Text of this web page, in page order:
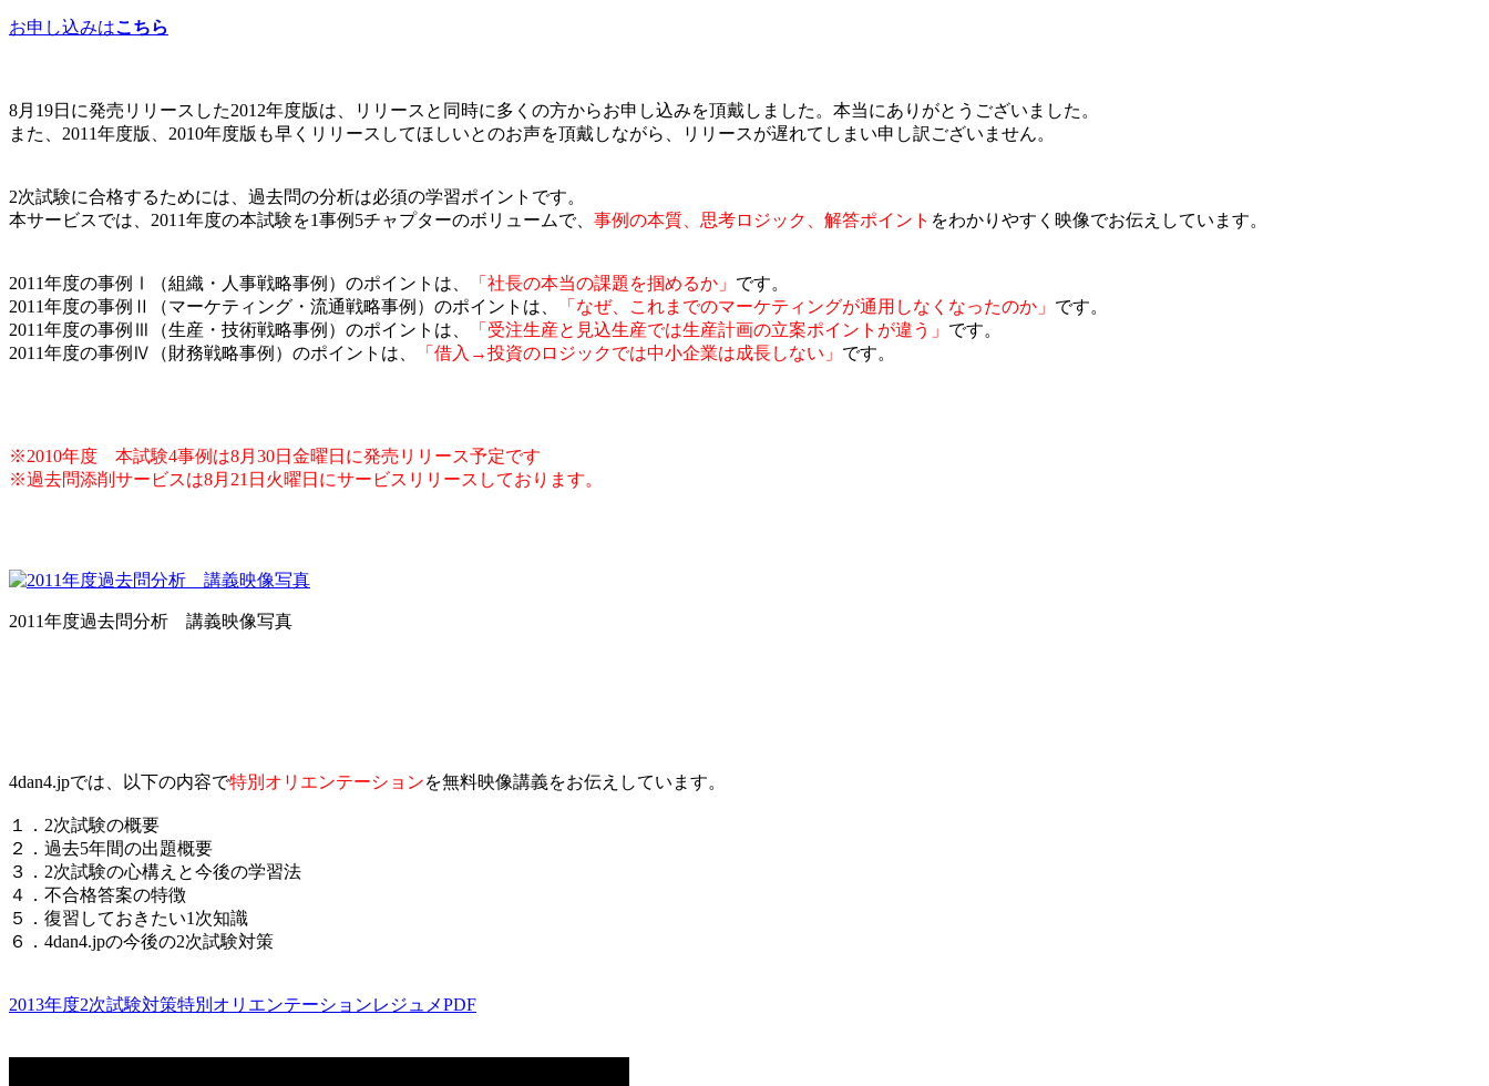
お申し込みはこちら
8月19日に発売リリースした2012年度版は、リリースと同時に多くの方からお申し込みを頂戴しました。本当にありがとうございました。
また、2011年度版、2010年度版も早くリリースしてほしいとのお声を頂戴しながら、リリースが遅れてしまい申し訳ございません。
2次試験に合格するためには、過去問の分析は必須の学習ポイントです。
本サービスでは、2011年度の本試験を1事例5チャプターのボリュームで、 事例の本質、思考ロジック、解答ポイント をわかりやすく映像でお伝えしています。
2011年度の事例Ⅰ（組織・人事戦略事例）のポイントは、 「社長の本当の課題を掴めるか」 です。
2011年度の事例Ⅱ（マーケティング・流通戦略事例）のポイントは、
「なぜ、これまでのマーケティングが通用しなくなったのか」 です。
2011年度の事例Ⅲ（生産・技術戦略事例）のポイントは、
「受注生産と見込生産では生産計画の立案ポイントが違う」 です。
2011年度の事例Ⅳ（財務戦略事例）のポイントは、
「借入→投資のロジックでは中小企業は成長しない」 です。
※2010年度 本試験4事例は8月30日金曜日に発売リリース予定です
※過去問添削サービスは8月21日火曜日にサービスリリースしております。
2011年度過去問分析 講義映像写真
4dan4.jpでは、以下の内容で特別オリエンテーションを無料映像講義をお伝えしています。
１．2次試験の概要
２．過去5年間の出題概要
３．2次試験の心構えと今後の学習法
４．不合格答案の特徴
５．復習しておきたい1次知識
６．4dan4.jpの今後の2次試験対策
2013年度2次試験対策特別オリエンテーションレジュメPDF